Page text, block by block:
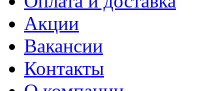
Акции
Вакансии
Контакты